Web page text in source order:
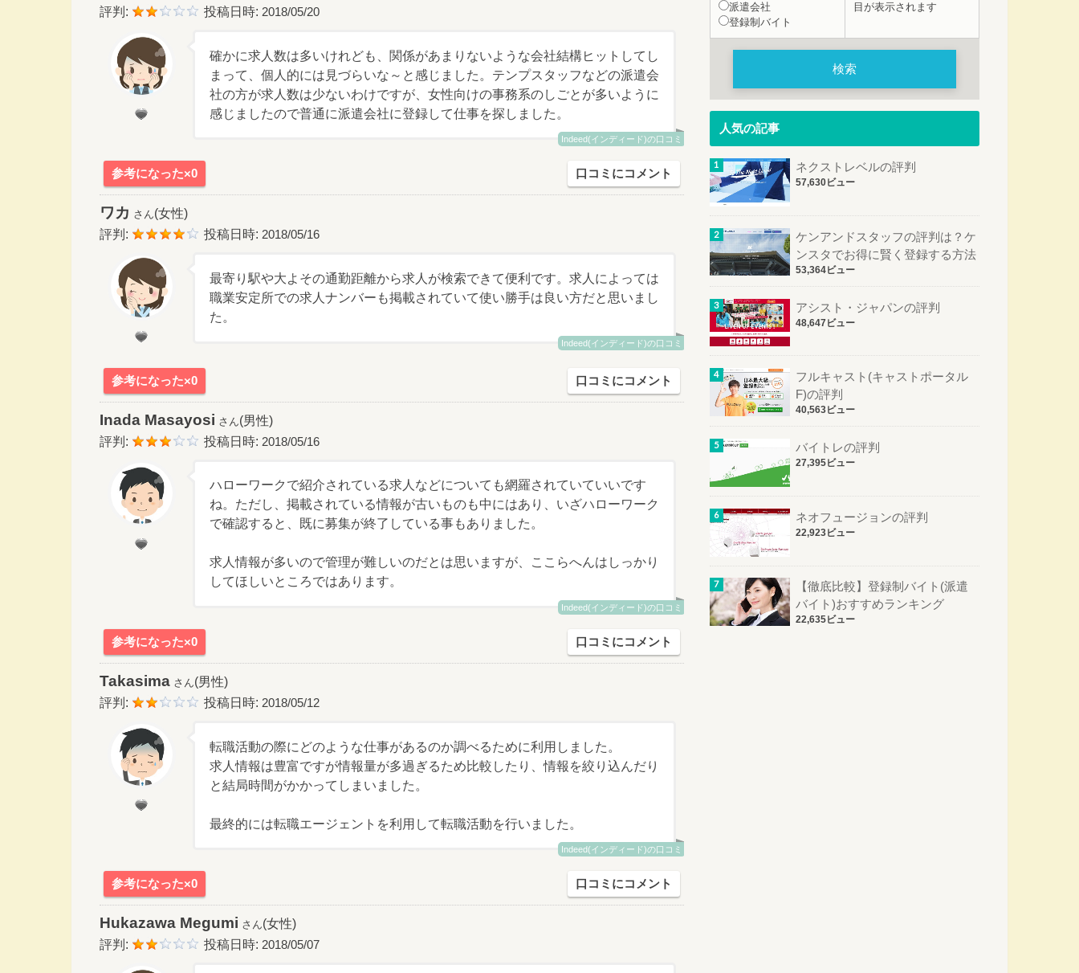
評判:
投稿日時: 2018/05/20
確かに求人数は多いけれども、関係があまりないような会社結構ヒットしてし
まって、個人的には見づらいな～と感じました。テンプスタッフなどの派遣会
社の方が求人数は少ないわけですが、女性向けの事務系のしごとが多いように
感じましたので普通に派遣会社に登録して仕事を探しました。
Indeed(インディード)の口コミ
参考になった×0 口コミにコメント
ワカ さん(女性)
評判:
投稿日時: 2018/05/16
最寄り駅や大よその通勤距離から求人が検索できて便利です。求人によっては
職業安定所での求人ナンバーも掲載されていて使い勝手は良い方だと思いまし
た。
Indeed(インディード)の口コミ
参考になった×0 口コミにコメント
Inada Masayosi さん(男性)
評判:
投稿日時: 2018/05/16
ハローワークで紹介されている求人などについても網羅されていていいです
ね。ただし、掲載されている情報が古いものも中にはあり、いざハローワーク
で確認すると、既に募集が終了している事もありました。
求人情報が多いので管理が難しいのだとは思いますが、ここらへんはしっかり
してほしいところではあります。
Indeed(インディード)の口コミ
参考になった×0 口コミにコメント
Takasima さん(男性)
評判:
投稿日時: 2018/05/12
転職活動の際にどのような仕事があるのか調べるために利用しました。
求人情報は豊富ですが情報量が多過ぎるため比較したり、情報を絞り込んだり
と結局時間がかかってしまいました。
最終的には転職エージェントを利用して転職活動を行いました。
Indeed(インディード)の口コミ
参考になった×0 口コミにコメント
Hukazawa Megumi さん(女性)
評判:
投稿日時: 2018/05/07
派遣会社
登録制バイト
目が表示されます
人気の記事
ネクストレベルの評判
57,630ビュー
ケンアンドスタッフの評判は？ケ
ンスタでお得に賢く登録する方法
53,364ビュー
アシスト・ジャパンの評判
48,647ビュー
フルキャスト(キャストポータル
F)の評判
40,563ビュー
バイトレの評判
27,395ビュー
ネオフュージョンの評判
22,923ビュー
【徹底比較】登録制バイト(派遣
バイト)おすすめランキング
22,635ビュー